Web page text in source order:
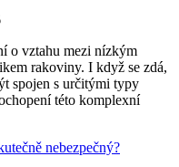
o vztahu mezi nízkým
rakoviny. I když se zdá,
spojen s určitými typy
této komplexní
nebezpečný?